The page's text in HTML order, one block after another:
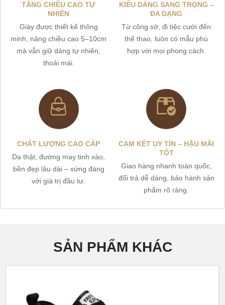
TĂNG CHIỀU CAO TỰ
NHIÊN
Giày được thiết kế thông
minh, nâng chiều cao 5–10cm
mà vẫn giữ dáng tự nhiên,
thoải mái.
KIỂU DÁNG SANG TRỌNG –
ĐA DẠNG
Từ công sở, đi tiệc cưới đến
thể thao, luôn có mẫu phù
hợp với mọi phong cách.
CHẤT LƯỢNG CAO CẤP
Da thật, đường may tinh xảo,
bền đẹp lâu dài – xứng đáng
với giá trị đầu tư.
CAM KẾT UY TÍN – HẬU MÃI
TỐT
Giao hàng nhanh toàn quốc,
đổi trả dễ dàng, bảo hành sản
phẩm rõ ràng.
SẢN PHẨM KHÁC